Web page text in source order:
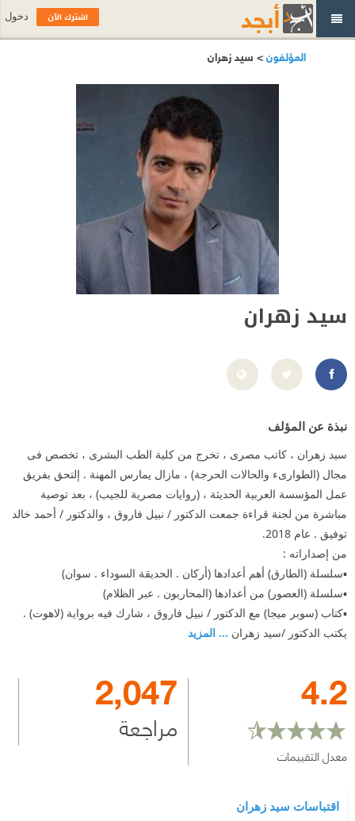
المؤلفون> سيد زهران
سيد زهران
www.facebook.com/sayedzahranpage?mibextid=2JQ9oc
نبذة عن المؤلف
سيد زهران ، كاتب مصرى ، تخرج من كلية الطب البشرى ، تخصص فى
مجال (الطوارىء والحالات الحرجة) ، مازال يمارس المهنة . إلتحق بفريق
عمل المؤسسة العربية الحديثة ، (روايات مصرية للجيب) ، بعد توصية
مباشرة من لجنة قراءة جمعت الدكتور / نبيل فاروق ، والدكتور / أحمد خالد
توفيق . عام 2018.
من إصداراته :
يكتب الدكتور /سيد زهران ... المزيد
4.2
معدل التقييمات
2,047
مراجعة
اقتباسات سيد زهران
اشترك الآن دخول